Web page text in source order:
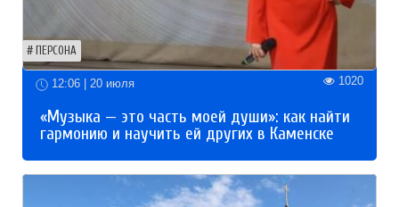
ПЕРСОНА
12:06 | 20 июля 1020
«Музыка — это часть моей души»: как найти
гармонию и научить ей других в Каменске